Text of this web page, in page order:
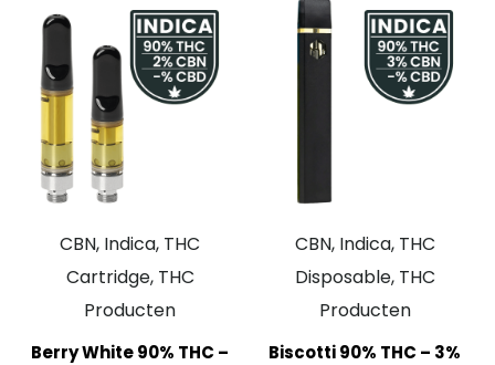
CBN, Indica, THC
Cartridge, THC
Producten
Berry White 90% THC –
CBN, Indica, THC
Disposable, THC
Producten
Biscotti 90% THC – 3%